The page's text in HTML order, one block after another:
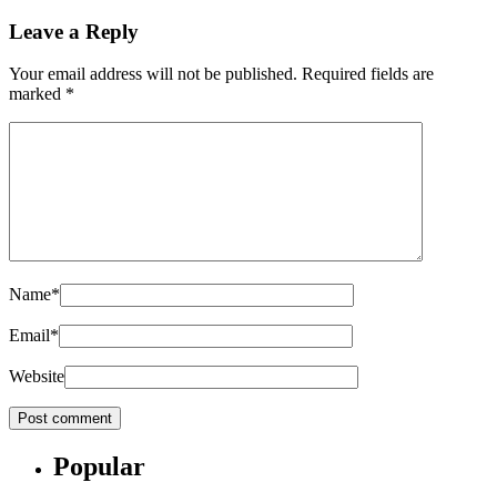
Leave a Reply
Your email address will not be published. Required fields are
marked *
Name*
Email*
Website
Popular